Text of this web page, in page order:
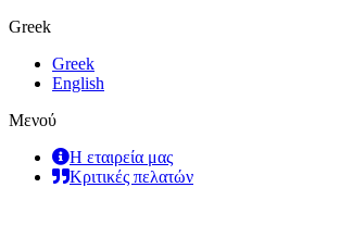
Greek
Greek
English
Μενού
Η εταιρεία μας
Κριτικές πελατών